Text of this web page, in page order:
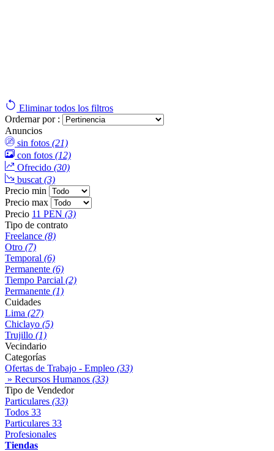
Eliminar todos los filtros
Ordernar por :
Anuncios
sin fotos (21)
con fotos (12)
Ofrecido (30)
buscat (3)
Precio min
Precio max
Precio 11 PEN (3)
Tipo de contrato
Freelance (8)
Otro (7)
Temporal (6)
Permanente (6)
Tiempo Parcial (2)
Permanente (1)
Cuidades
Lima (27)
Chiclayo (5)
Trujillo (1)
Vecindario
Categorías
Ofertas de Trabajo - Empleo (33)
» Recursos Humanos (33)
Tipo de Vendedor
Particulares (33)
Todos 33
Particulares 33
Profesionales
Tiendas